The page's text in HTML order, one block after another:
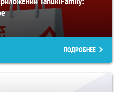
ПОДРОБНЕЕ